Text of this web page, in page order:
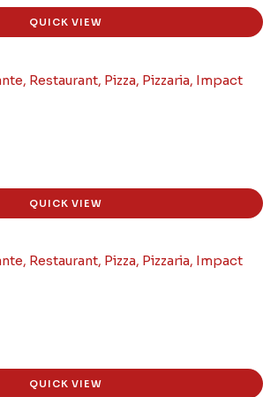
QUICK VIEW
QUICK VIEW
QUICK VIEW